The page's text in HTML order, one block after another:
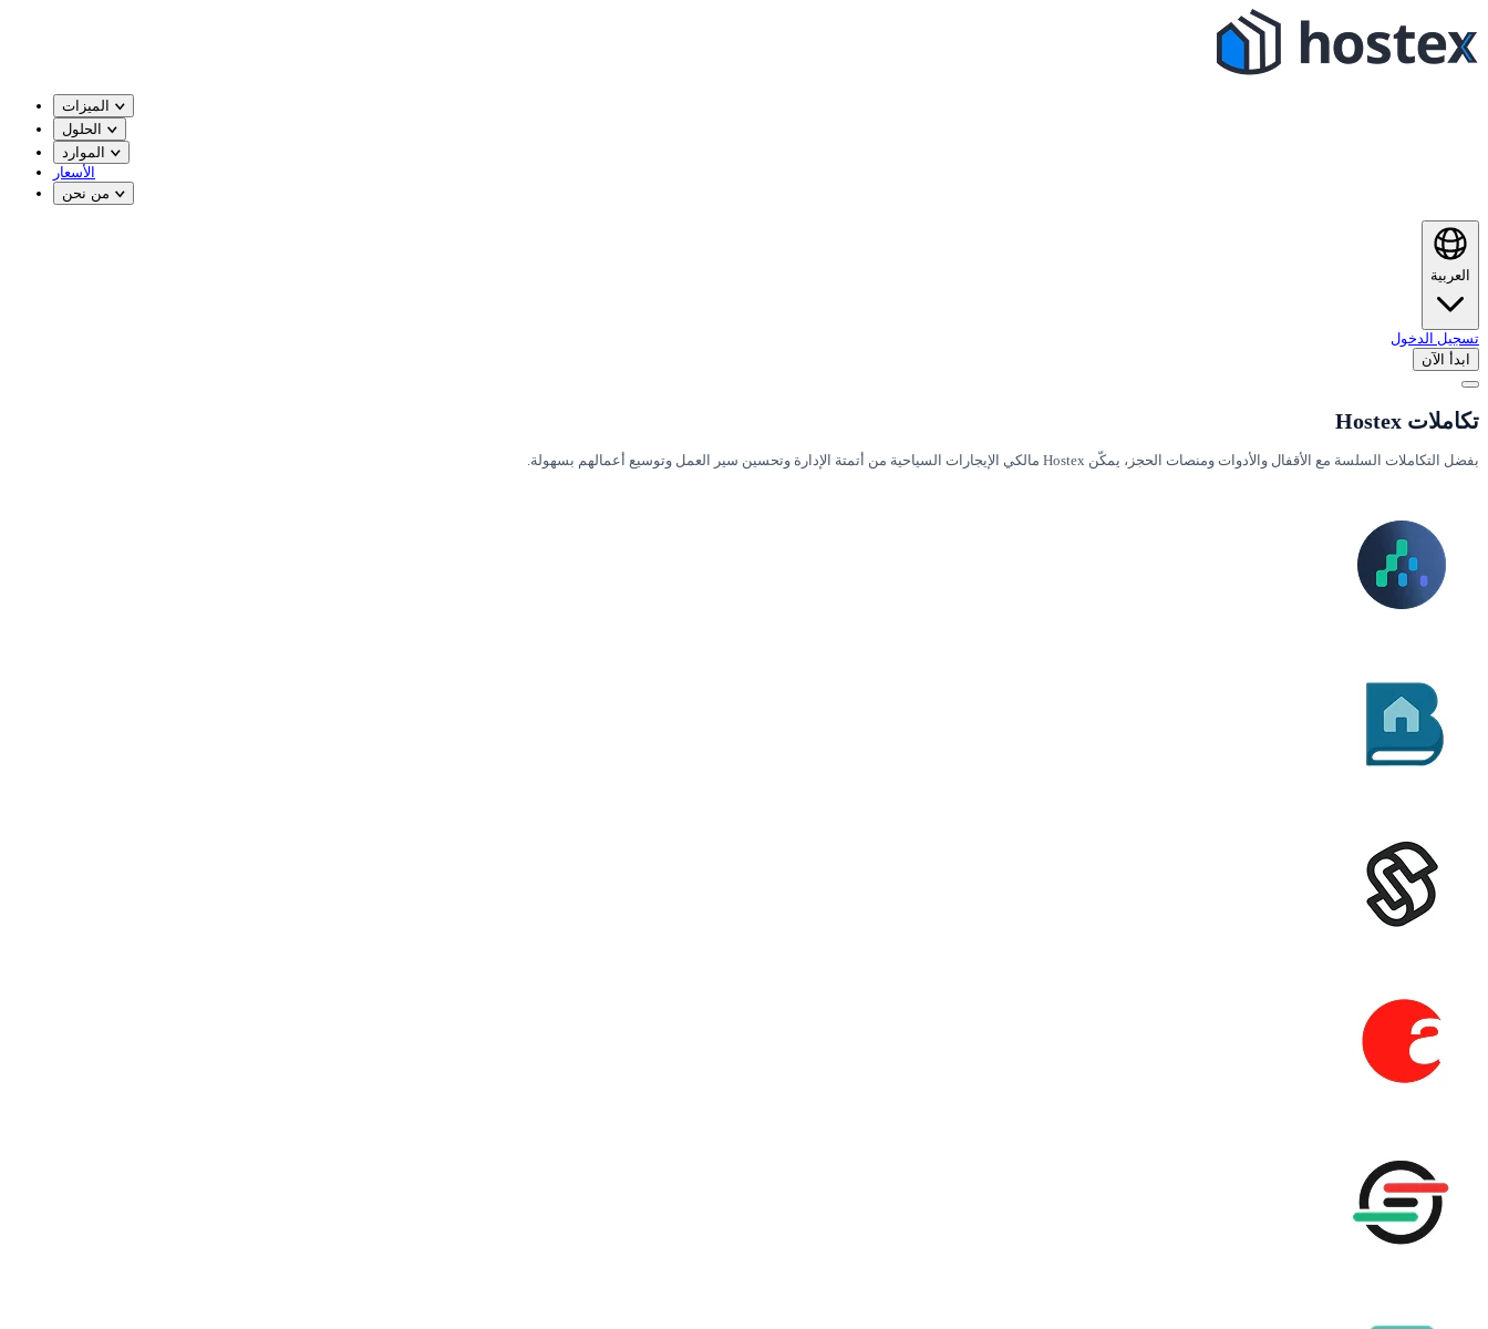
الميزات
الحلول
الموارد
الأسعار
من نحن
العربية
تسجيل الدخول
ابدأ الآن
تكاملات Hostex
بفضل التكاملات السلسة مع الأقفال والأدوات ومنصات الحجز، يمكّن Hostex مالكي الإيجارات السياحية من أتمتة الإدارة وتحسين سير العمل وتوسيع أعمالهم بسهولة.